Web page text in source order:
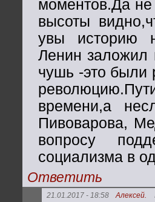
моментов.Да не
высоты
увы историю
Ленин
чушь -это были
времени,а
Пивоварова,
вопросу
социализма в
Ответить
21.01.2017 - 18:58 Алексей.